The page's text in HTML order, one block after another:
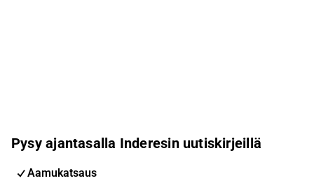
Pysy ajantasalla Inderesin uutiskirjeillä
Aamukatsaus